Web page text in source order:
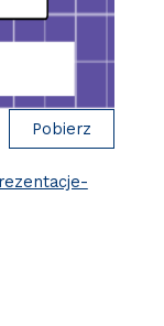
Pobierz